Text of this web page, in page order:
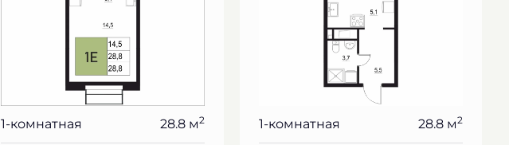
1-комнатная 28.8 м2 1-комнатная 28.8 м2